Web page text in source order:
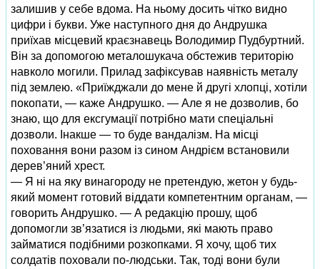
залишив у себе вдома. На ньому досить чітко видно
цифри і букви. Уже наступного дня до Андрушка
приїхав місцевий краєзнавець Володимир Пудбуртний.
Він за допомогою металошукача обстежив територію
навколо могили. Прилад зафіксував наявність металу
під землею. «Приїжджали до мене й другі хлопці, хотіли
покопати, — каже Андрушко. — Але я не дозволив, бо
знаю, що для ексгумації потрібно мати спеціальні
дозволи. Інакше — то буде вандалізм. На місці
поховання вони разом із сином Андрієм встановили
дерев’яний хрест.
— Я ні на яку винагороду не претендую, жетон у будь-
який момент готовий віддати компетентним органам, —
говорить Андрушко. — А редакцію прошу, щоб
допомогли зв’язатися із людьми, які мають право
займатися подібними розкопками. Я хочу, щоб тих
солдатів поховали по-людськи. Так, тоді вони були